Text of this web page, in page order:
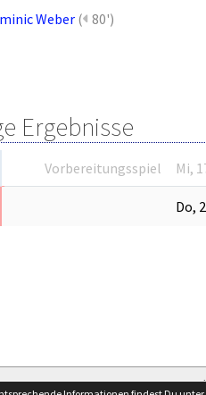
Weber( 80')
Ergebnisse
Vorbereitungsspiel Mi,
Do,
Besucherstatistik